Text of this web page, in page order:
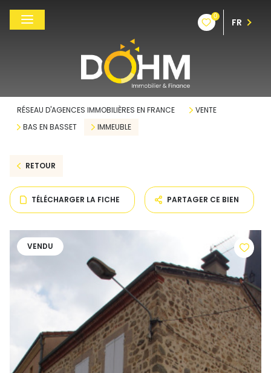
0
FR
RÉSEAU D'AGENCES IMMOBILIÈRES EN FRANCE
VENTE
BAS EN BASSET
IMMEUBLE
RETOUR
TÉLÉCHARGER LA FICHE PARTAGER CE BIEN
VENDU